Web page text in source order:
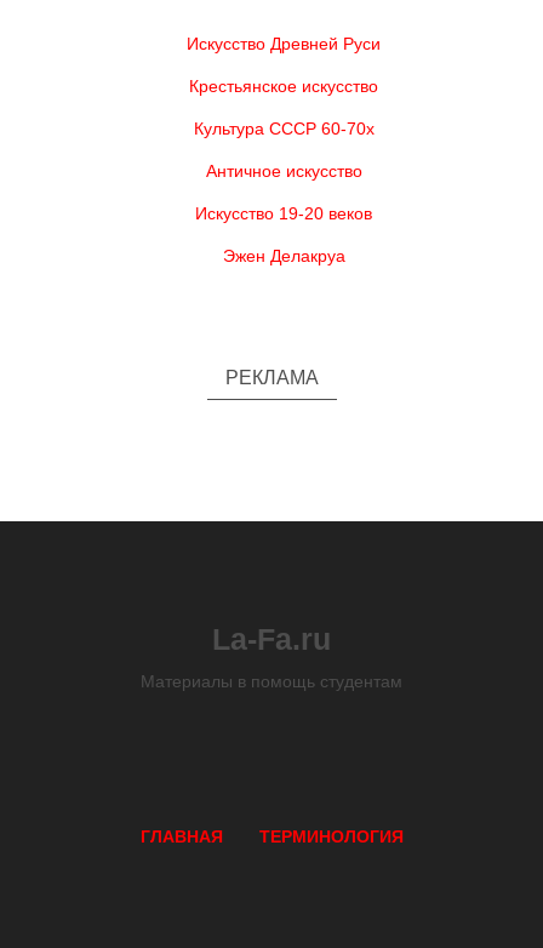
Искусство Древней Руси
Крестьянское искусство
Культура СССР 60-70х
Античное искусство
Искусство 19-20 веков
Эжен Делакруа
РЕКЛАМА
La-Fa.ru
Материалы в помощь студентам
ГЛАВНАЯ ТЕРМИНОЛОГИЯ